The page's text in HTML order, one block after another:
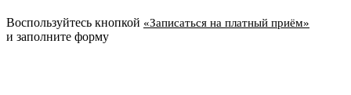
Воспользуйтесь кнопкой «Записаться на платный приём»
и заполните форму